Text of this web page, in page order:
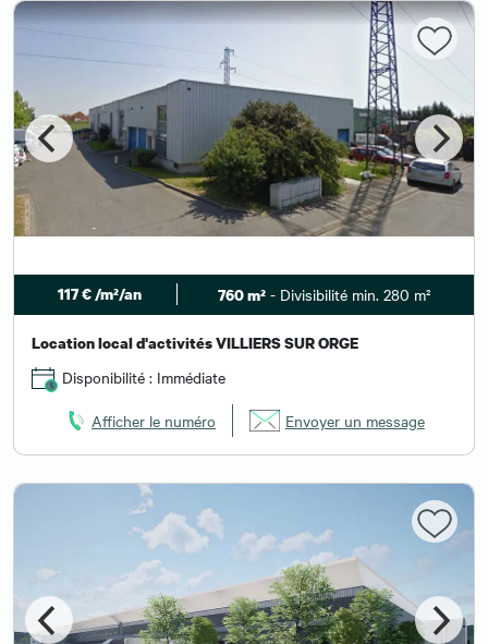
117 € /m²/an 760 m² - Divisibilité min. 280 m²
Location local d'activités VILLIERS SUR ORGE
Disponibilité : Immédiate
Afficher le numéro Envoyer un message